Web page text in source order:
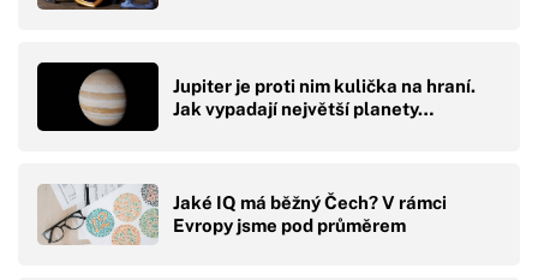
Jupiter je proti nim kulička na hraní.
Jak vypadají největší planety…
Jaké IQ má běžný Čech? V rámci
Evropy jsme pod průměrem